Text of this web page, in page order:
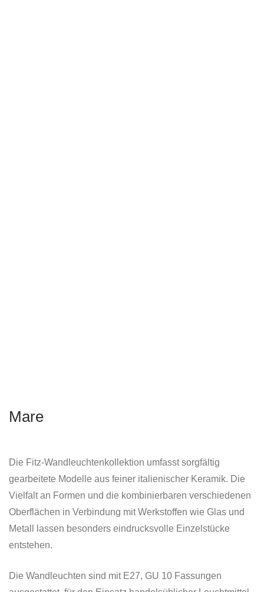
Mare
Die Fitz-Wandleuchtenkollektion umfasst sorgfältig
gearbeitete Modelle aus feiner italienischer Keramik. Die
Vielfalt an Formen und die kombinierbaren verschiedenen
Oberflächen in Verbindung mit Werkstoffen wie Glas und
Metall lassen besonders eindrucksvolle Einzelstücke
entstehen.
Die Wandleuchten sind mit E27, GU 10 Fassungen